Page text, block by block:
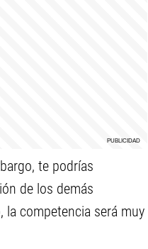
te podrías
de los demás
la competencia será muy